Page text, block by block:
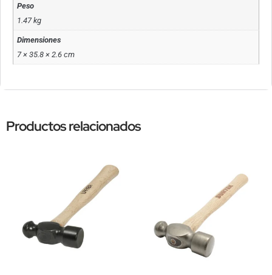
Peso
1.47 kg
Dimensiones
7 × 35.8 × 2.6 cm
Productos relacionados